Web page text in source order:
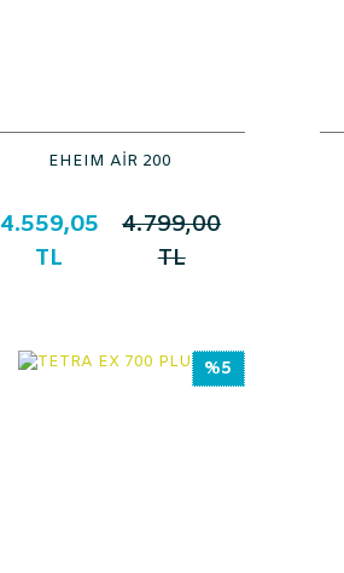
EHEIM AİR 200
4.559,05
TL
4.799,00
TL
%5